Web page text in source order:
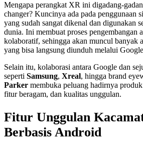
Mengapa perangkat XR ini digadang-
changer? Kuncinya ada pada penggunaan
yang sudah sangat dikenal dan digunakan
dunia. Ini membuat proses pengembangan
kolaboratif, sehingga akan muncul banyak
yang bisa langsung diunduh melalui
Selain itu, kolaborasi antara Google dan
seperti Samsung, Xreal, hingga brand
Parker membuka peluang hadirnya
fitur beragam, dan kualitas unggulan.
Fitur Unggulan
Berbasis Android